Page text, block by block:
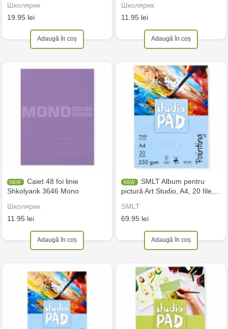
Школярик
19.95 lei
Adaugă în coș
Школярик
11.95 lei
Adaugă în coș
Caiet 48 foi linie
Shkolyarik 3646 Mono
Школярик
11.95 lei
Adaugă în coș
SMLT Album pentru
pictură Art Studio, A4, 20 file,…
SMLT
69.95 lei
Adaugă în coș